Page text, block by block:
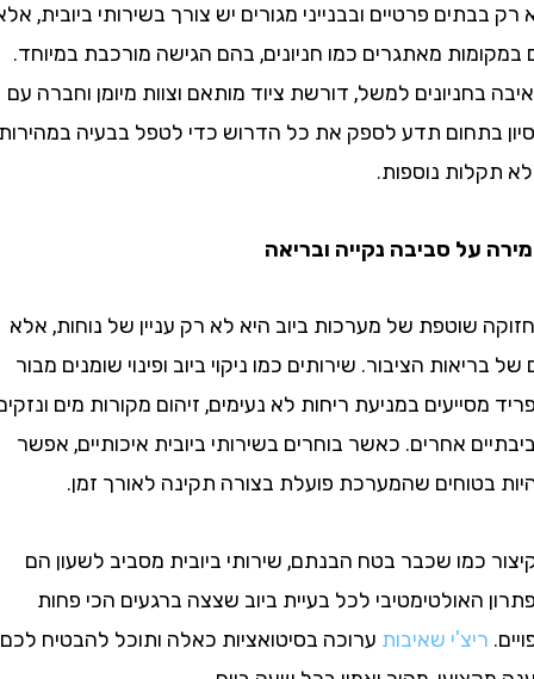
פרטיים ובבנייני מגורים יש צורך בשירותי ביובית, אלא
מאתגרים כמו חניונים, בהם הגישה מורכבת במיוחד.
למשל, דורשת ציוד מותאם וצוות מיומן וחברה עם
בתחום תדע לספק את כל הדרוש כדי לטפל בבעיה במהירות
נוספות.
על סביבה נקייה ובריאה
שוטפת של מערכות ביוב היא לא רק עניין של נוחות, אלא
הציבור. שירותים כמו ניקוי ביוב ופינוי שומנים מבור
במניעת ריחות לא נעימים, זיהום מקורות מים ונזקים
אחרים. כאשר בוחרים בשירותי ביובית איכותיים, אפשר
שהמערכת פועלת בצורה תקינה לאורך זמן.
כמו שכבר בטח הבנתם, שירותי ביובית מסביב לשעון הם
האולטימטיבי לכל בעיית ביוב שצצה ברגעים הכי פחות
ריצ'י שאיבותערוכה בסיטואציות כאלה ותוכל להבטיח לכם